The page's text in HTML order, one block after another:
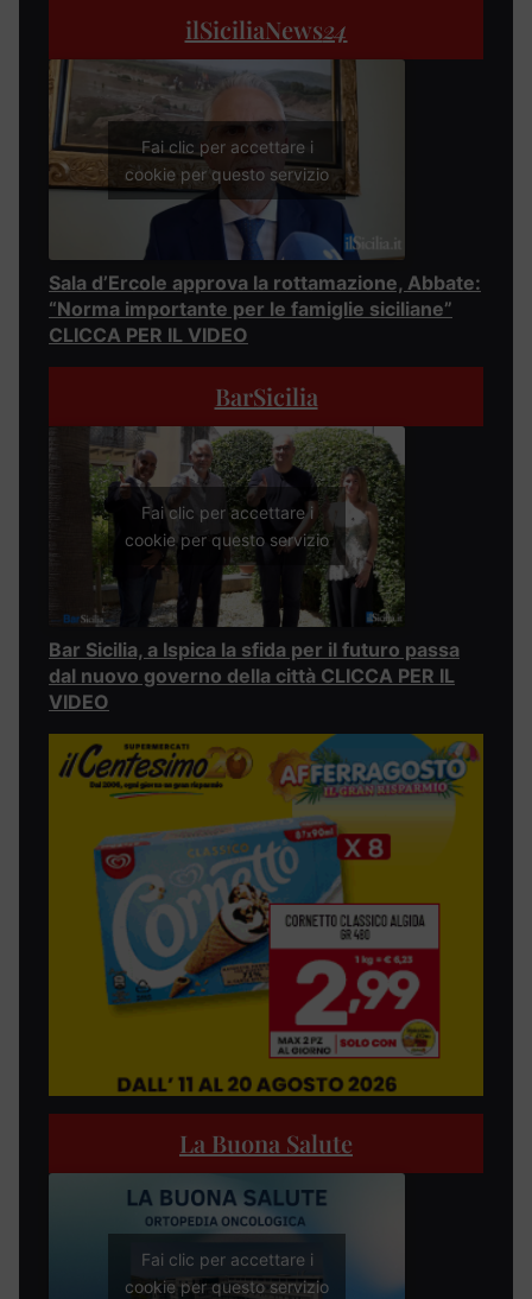
ilSiciliaNews24
Fai clic per accettare i
cookie per questo servizio
Sala d’Ercole approva la rottamazione, Abbate:
“Norma importante per le famiglie siciliane”
CLICCA PER IL VIDEO
BarSicilia
Fai clic per accettare i
cookie per questo servizio
Bar Sicilia, a Ispica la sfida per il futuro passa
dal nuovo governo della città CLICCA PER IL
VIDEO
La Buona Salute
Fai clic per accettare i
cookie per questo servizio